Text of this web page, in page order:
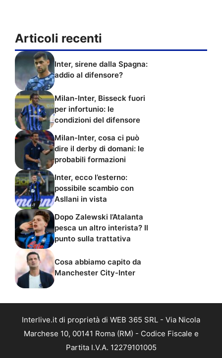
Articoli recenti
Inter, sirene dalla Spagna:
addio al difensore?
Milan-Inter, Bisseck fuori
per infortunio: le
condizioni del difensore
Milan-Inter, cosa ci può
dire il derby di domani: le
probabili formazioni
Inter, ecco l’esterno:
possibile scambio con
Asllani in vista
Dopo Zalewski l’Atalanta
pesca un altro interista? Il
punto sulla trattativa
Cosa abbiamo capito da
Manchester City-Inter
Interlive.it di proprietà di WEB 365 SRL - Via Nicola
Marchese 10, 00141 Roma (RM) - Codice Fiscale e
Partita I.V.A. 12279101005